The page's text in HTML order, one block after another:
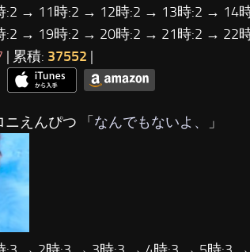
:2 → 11時:2 → 12時:2 → 13時:2 → 14
:2 → 19時:2 → 20時:2 → 21時:2 → 22
| 累積: 37552 |
えんぴつ 「 なんでもないよ、 」